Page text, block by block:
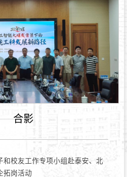
合影
和校友工作专项小组赴泰安、北
拓岗活动